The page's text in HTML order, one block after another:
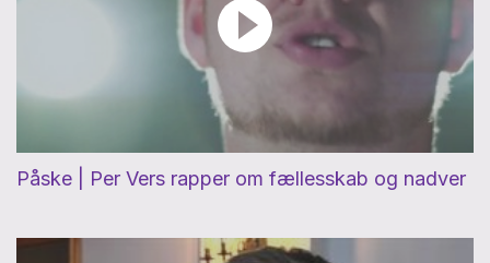
Påske | Per Vers rapper om fællesskab og nadver